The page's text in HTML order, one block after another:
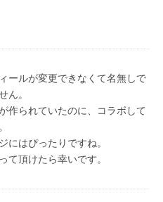
ールが変更できなくて名無しで
ん。
作られていたのに、コラボして
にはぴったりですね。